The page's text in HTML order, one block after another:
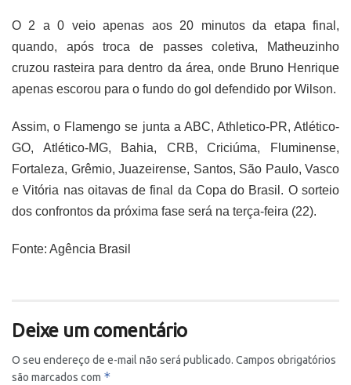
O 2 a 0 veio apenas aos 20 minutos da etapa final,
quando, após troca de passes coletiva, Matheuzinho
cruzou rasteira para dentro da área, onde Bruno Henrique
apenas escorou para o fundo do gol defendido por Wilson.
Assim, o Flamengo se junta a ABC, Athletico-PR, Atlético-
GO, Atlético-MG, Bahia, CRB, Criciúma, Fluminense,
Fortaleza, Grêmio, Juazeirense, Santos, São Paulo, Vasco
e Vitória nas oitavas de final da Copa do Brasil. O sorteio
dos confrontos da próxima fase será na terça-feira (22).
Fonte: Agência Brasil
Deixe um comentário
O seu endereço de e-mail não será publicado. Campos obrigatórios
são marcados com *